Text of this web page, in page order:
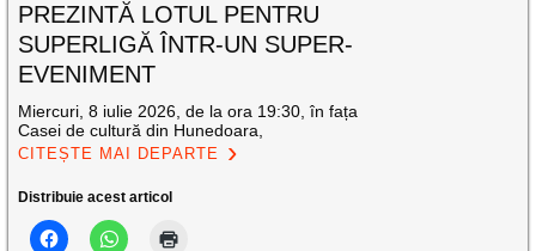
PREZINTĂ LOTUL PENTRU
SUPERLIGĂ ÎNTR-UN SUPER-
EVENIMENT
Miercuri, 8 iulie 2026, de la ora 19:30, în fața
Casei de cultură din Hunedoara,
CITEȘTE MAI DEPARTE
Distribuie acest articol